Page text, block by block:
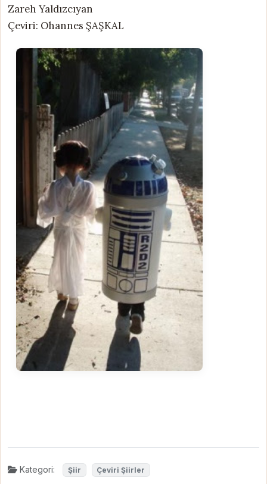
Zareh Yaldızcıyan
Çeviri: Ohannes ŞAŞKAL
Kategori: Şiir Çeviri Şiirler